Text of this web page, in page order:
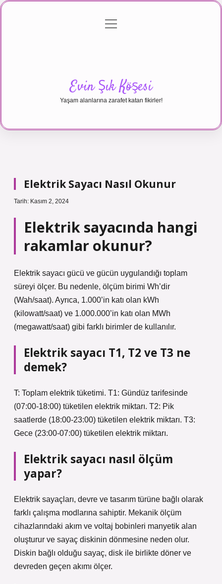
Gizlilik Politikası
menüyü
Evin Şık Köşesi
Yaşam alanlarına zarafet katan fikirler!
Elektrik Sayacı Nasıl Okunur
Tarih: Kasım 2, 2024
Elektrik sayacında hangi
rakamlar okunur?
Elektrik sayacı gücü ve gücün uygulandığı toplam
süreyi ölçer. Bu nedenle, ölçüm birimi Wh’dir
(Wah/saat). Ayrıca, 1.000’in katı olan kWh
(kilowatt/saat) ve 1.000.000’in katı olan MWh
(megawatt/saat) gibi farklı birimler de kullanılır.
Elektrik sayacı T1, T2 ve T3 ne
demek?
T: Toplam elektrik tüketimi. T1: Gündüz tarifesinde
(07:00-18:00) tüketilen elektrik miktarı. T2: Pik
saatlerde (18:00-23:00) tüketilen elektrik miktarı. T3:
Gece (23:00-07:00) tüketilen elektrik miktarı.
Elektrik sayacı nasıl ölçüm
yapar?
Elektrik sayaçları, devre ve tasarım türüne bağlı olarak
farklı çalışma modlarına sahiptir. Mekanik ölçüm
cihazlarındaki akım ve voltaj bobinleri manyetik alan
oluşturur ve sayaç diskinin dönmesine neden olur.
Diskin bağlı olduğu sayaç, disk ile birlikte döner ve
devreden geçen akımı ölçer.